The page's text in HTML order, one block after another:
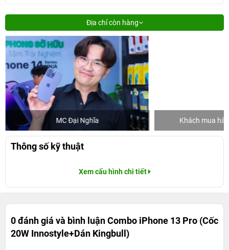
Địa chỉ còn hàng
MC Đại Nghĩa Khách mua
Thông số kỹ thuật
Xem cấu hình chi tiết
0 đánh giá và bình luậnCombo iPhone 13 Pro (Cốc
20W Innostyle+Dán Kingbull)